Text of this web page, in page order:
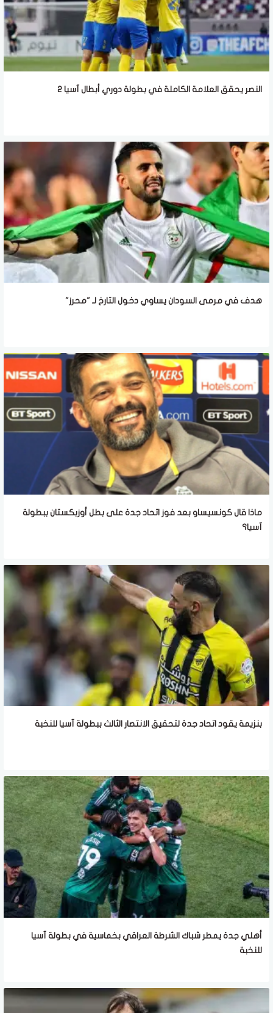
النصر يحقق العلامة الكاملة في بطولة دوري أبطال آسيا 2
هدف في مرمى السودان يساوي دخول التارخ لـ "محرز"
ماذا قال كونسيساو بعد فوز اتحاد جدة على بطل أوزبكستان ببطولة
آسيا؟
بنزيمة يقود اتحاد جدة لتحقيق الانتصار الثالث ببطولة آسيا للنخبة
أهلي جدة يمطر شباك الشرطة العراقي بخماسية في بطولة آسيا
للنخبة